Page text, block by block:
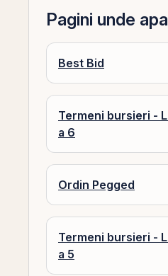
Pagini unde
Best Bid
Termeni bursieri -
a 6
Ordin Pegged
Termeni bursieri -
a 5